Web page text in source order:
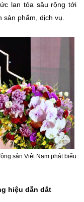
lan tỏa sâu rộng tới
phẩm, dịch vụ.
sản Việt Nam phát biểu
hiệu dẫn dắt